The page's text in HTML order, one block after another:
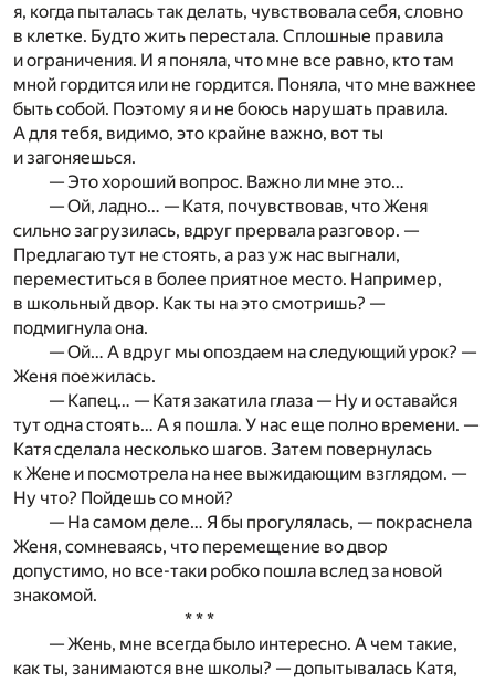
я, когда пыталась так делать, чувствовала себя, словно
в клетке. Будто жить перестала. Сплошные правила
и ограничения. И я поняла, что мне все равно, кто там
мной гордится или не гордится. Поняла, что мне важнее
быть собой. Поэтому я и не боюсь нарушать правила.
А для тебя, видимо, это крайне важно, вот ты
и загоняешься.
— Это хороший вопрос. Важно ли мне это…
— Ой, ладно… — Катя, почувствовав, что Женя
сильно загрузилась, вдруг прервала разговор. —
Предлагаю тут не стоять, а раз уж нас выгнали,
переместиться в более приятное место. Например,
в школьный двор. Как ты на это смотришь? —
подмигнула она.
— Ой… А вдруг мы опоздаем на следующий урок? —
Женя поежилась.
— Капец… — Катя закатила глаза — Ну и оставайся
тут одна стоять… А я пошла. У нас еще полно времени. —
Катя сделала несколько шагов. Затем повернулась
к Жене и посмотрела на нее выжидающим взглядом. —
Ну что? Пойдешь со мной?
— На самом деле… Я бы прогулялась, — покраснела
Женя, сомневаясь, что перемещение во двор
допустимо, но все-таки робко пошла вслед за новой
знакомой.
* * *
— Жень, мне всегда было интересно. А чем такие,
как ты, занимаются вне школы? — допытывалась Катя,